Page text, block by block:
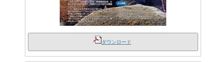
ダウンロード